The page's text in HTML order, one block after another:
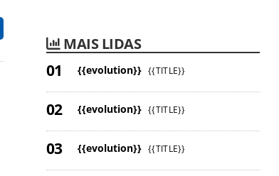
MAIS LIDAS
{{evolution}} {{TITLE}}
{{evolution}} {{TITLE}}
{{evolution}} {{TITLE}}